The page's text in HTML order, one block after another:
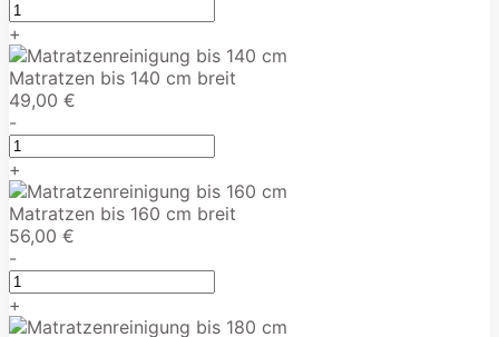
+
Matratzen bis 140 cm breit
49,00 €
-
+
Matratzen bis 160 cm breit
56,00 €
-
+